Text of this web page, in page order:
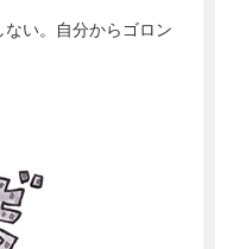
い。自分からゴロン